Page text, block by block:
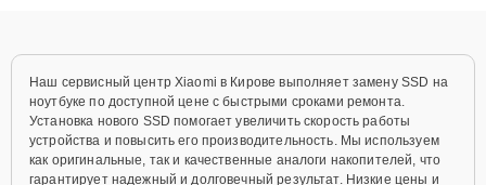
Наш сервисный центр Xiaomi в Кирове выполняет замену SSD на
ноутбуке по доступной цене с быстрыми сроками ремонта.
Установка нового SSD помогает увеличить скорость работы
устройства и повысить его производительность. Мы используем
как оригинальные, так и качественные аналоги накопителей, что
гарантирует надежный и долговечный результат. Низкие цены и